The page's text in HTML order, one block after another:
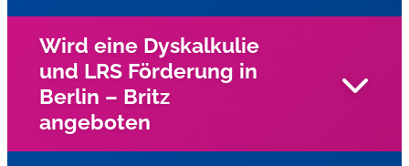
Ja, gesamten Stadtgebiet Dresden bietet wir
Einzelnachhilfe beim Schüler zu Hause an
Wird eine Dyskalkulie
und LRS Förderung in
Berlin – Britz
angeboten